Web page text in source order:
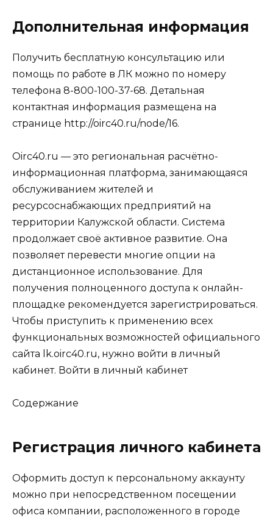
Дополнительная информация
Получить бесплатную консультацию или
помощь по работе в ЛК можно по номеру
телефона 8-800-100-37-68. Детальная
контактная информация размещена на
странице http://oirc40.ru/node/16.
Oirc40.ru — это региональная расчётно-
информационная платформа, занимающаяся
обслуживанием жителей и
ресурсоснабжающих предприятий на
территории Калужской области. Система
продолжает своё активное развитие. Она
позволяет перевести многие опции на
дистанционное использование. Для
получения полноценного доступа к онлайн-
площадке рекомендуется зарегистрироваться.
Чтобы приступить к применению всех
функциональных возможностей официального
сайта lk.oirc40.ru, нужно войти в личный
кабинет. Войти в личный кабинет
Содержание
Регистрация личного кабинета
Оформить доступ к персональному аккаунту
можно при непосредственном посещении
офиса компании, расположенного в городе